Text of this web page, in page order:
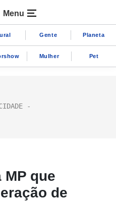
Menu
Gente Planeta
Mulher Pet
MP que
de